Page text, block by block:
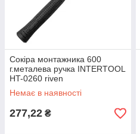
Сокіра монтажника 600
г.металева ручка INTERTOOL
HT-0260 riven
Немає в наявності
277,22 ₴